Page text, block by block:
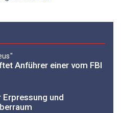
Anführer einer vom FBI
und